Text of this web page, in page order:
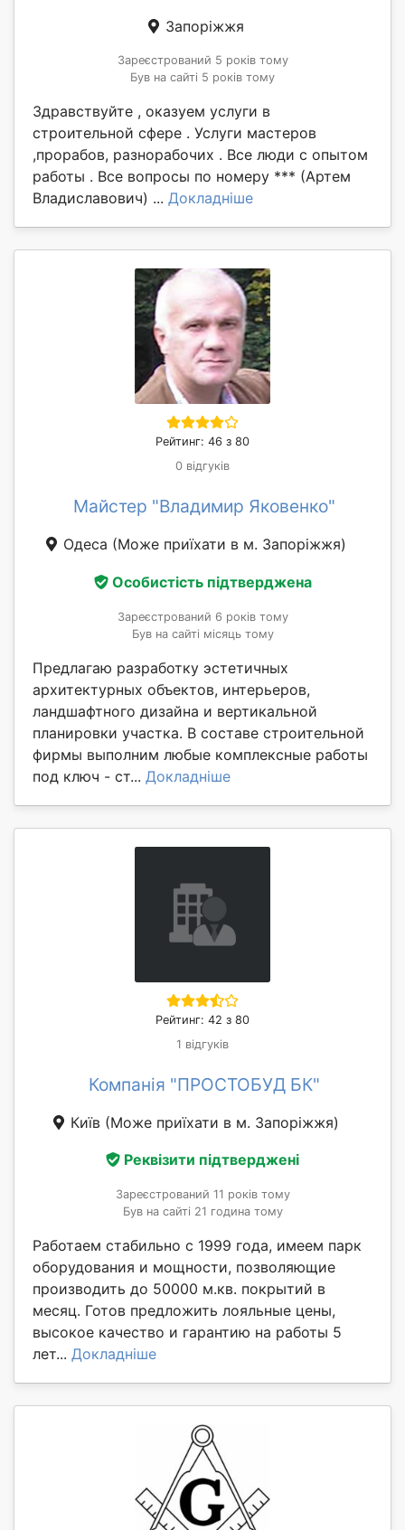
Запоріжжя
Зареєстрований 5 років тому
Був на сайті 5 років тому
Здравствуйте , оказуем услуги в
строительной сфере . Услуги мастеров
,прорабов, разнорабочих . Все люди с опытом
работы . Все вопросы по номеру *** (Артем
Владиславович) ... Докладніше
Рейтинг: 46 з 80
0 відгуків
Майстер "Владимир Яковенко"
Одеса (Може приїхати в м. Запоріжжя)
Особистість підтверджена
Зареєстрований 6 років тому
Був на сайті місяць тому
Предлагаю разработку эстетичных
архитектурных объектов, интерьеров,
ландшафтного дизайна и вертикальной
планировки участка. В составе строительной
фирмы выполним любые комплексные работы
под ключ - ст... Докладніше
Рейтинг: 42 з 80
1 відгуків
Компанія "ПРОСТОБУД БК"
Київ (Може приїхати в м. Запоріжжя)
Реквізити підтверджені
Зареєстрований 11 років тому
Був на сайті 21 година тому
Работаем стабильно с 1999 года, имеем парк
оборудования и мощности, позволяющие
производить до 50000 м.кв. покрытий в
месяц. Готов предложить лояльные цены,
высокое качество и гарантию на работы 5
лет... Докладніше